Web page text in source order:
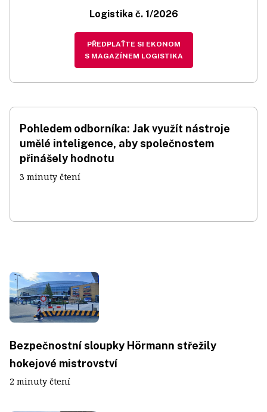
Logistika č. 1/2026
PŘEDPLAŤTE SI EKONOM
S MAGAZÍNEM LOGISTIKA
Pohledem odborníka: Jak využít nástroje
umělé inteligence, aby společnostem
přinášely hodnotu
3 minuty čtení
Bezpečnostní sloupky Hörmann střežily
hokejové mistrovství
2 minuty čtení